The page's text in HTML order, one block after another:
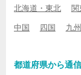
北海道・東北 関
中国 四国 九
都道府県から通